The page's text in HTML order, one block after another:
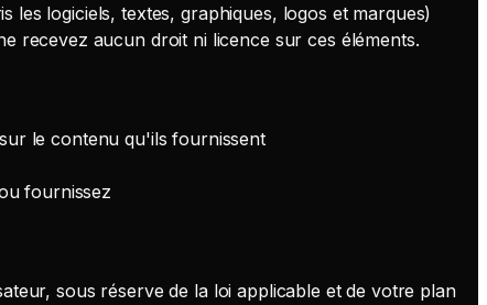
logiciels, textes, graphiques, logos et marques)
recevez aucun droit ni licence sur ces éléments.
le contenu qu'ils fournissent
fournissez
sous réserve de la loi applicable et de votre plan